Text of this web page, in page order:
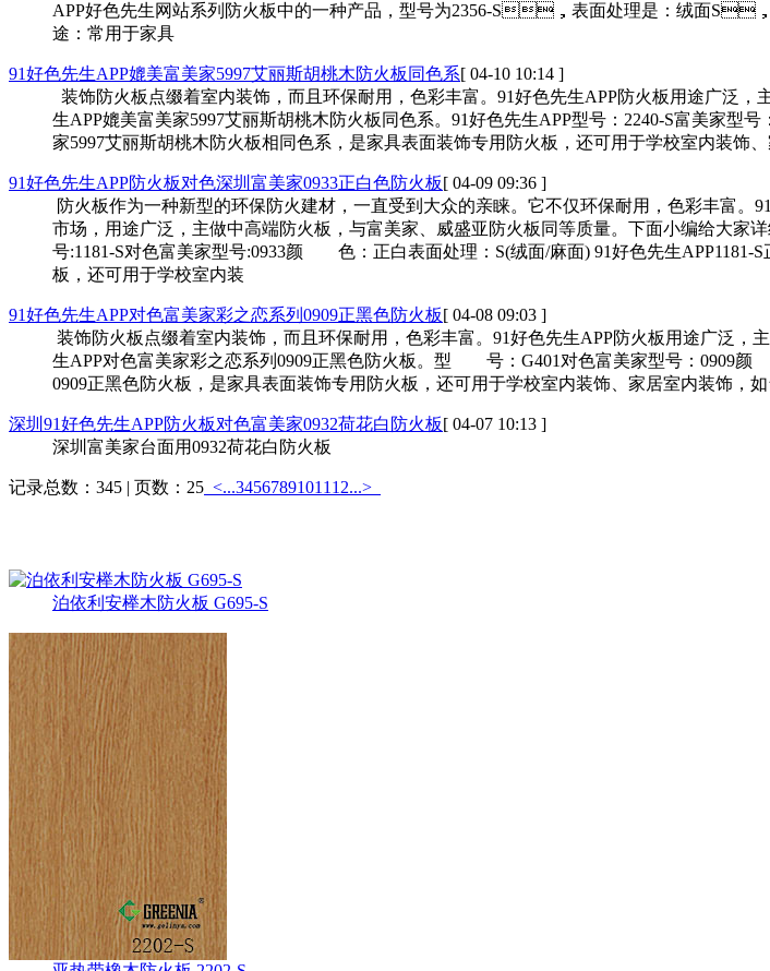
APP好色先生网站系列防火板中的一种产品，型号为2356-S，表面处理是：绒面S，
途：常用于家具
91好色先生APP媲美富美家5997艾丽斯胡桃木防火板同色系[ 04-10 10:14 ]
装饰防火板点缀着室内装饰，而且环保耐用，色彩丰富。91好色先生APP防火板用途广泛
生APP媲美富美家5997艾丽斯胡桃木防火板同色系。91好色先生APP型号：2240-S富美家型号
家5997艾丽斯胡桃木防火板相同色系，是家具表面装饰专用防火板，还可用于学校室内装饰、家居室内装饰
91好色先生APP防火板对色深圳富美家0933正白色防火板[ 04-09 09:36 ]
防火板作为一种新型的环保防火建材，一直受到大众的亲睐。它不仅环保耐用，色彩丰富
市场，用途广泛，主做中高端防火板，与富美家、威盛亚防火板同等质量。下面小编
号:1181-S对色富美家型号:0933颜 色：正白表面处理：S(绒面/麻面) 91好色先生
板，还可用于学校室内装
91好色先生APP对色富美家彩之恋系列0909正黑色防火板[ 04-08 09:03 ]
装饰防火板点缀着室内装饰，而且环保耐用，色彩丰富。91好色先生APP防火板用途广泛
生APP对色富美家彩之恋系列0909正黑色防火板。型 号：G401对色富美家型号：0909
0909正黑色防火板，是家具表面装饰专用防火板，还可用于学校室内装饰、家居室内装饰，如台面
深圳91好色先生APP防火板对色富美家0932荷花白防火板[ 04-07 10:13 ]
深圳富美家台面用0932荷花白防火板
记录总数：345 | 页数：25 <...34567891011 12...>
泊依利安榉木防火板 G695-S